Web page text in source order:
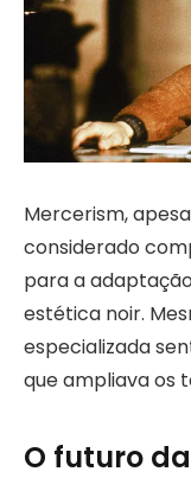
Mercerism,
considerado
para a
estética noir.
especializada
que ampliava os
O futuro